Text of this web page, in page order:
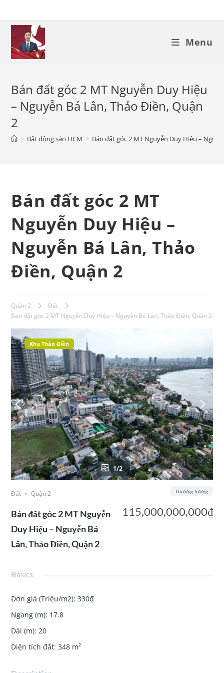
content
Menu
Bán đất góc 2 MT Nguyễn Duy Hiệu
– Nguyễn Bá Lân, Thảo Điền, Quận
2
> Bất động sản HCM > Bán đất góc 2 MT Nguyễn Duy Hiệu –
Bán đất góc 2 MT
Nguyễn Duy Hiệu –
Nguyễn Bá Lân, Thảo
Điền, Quận 2
Quận 2
Đất
Bán đất góc 2 MT Nguyễn Duy Hiệu – Nguyễn Bá Lân, Thảo Điền, Quận 2
Khu Thảo Điền
1/2
Đất Quận 2
Bán đất góc 2 MT Nguyễn
Duy Hiệu – Nguyễn Bá
Lân, Thảo Điền, Quận 2
115,000,000,000₫
Thương lượng
Basics
Đơn giá (Triệu/m2): 330₫
Ngang (m): 17.8
Dài (m): 20
Diện tích đất: 348 m²